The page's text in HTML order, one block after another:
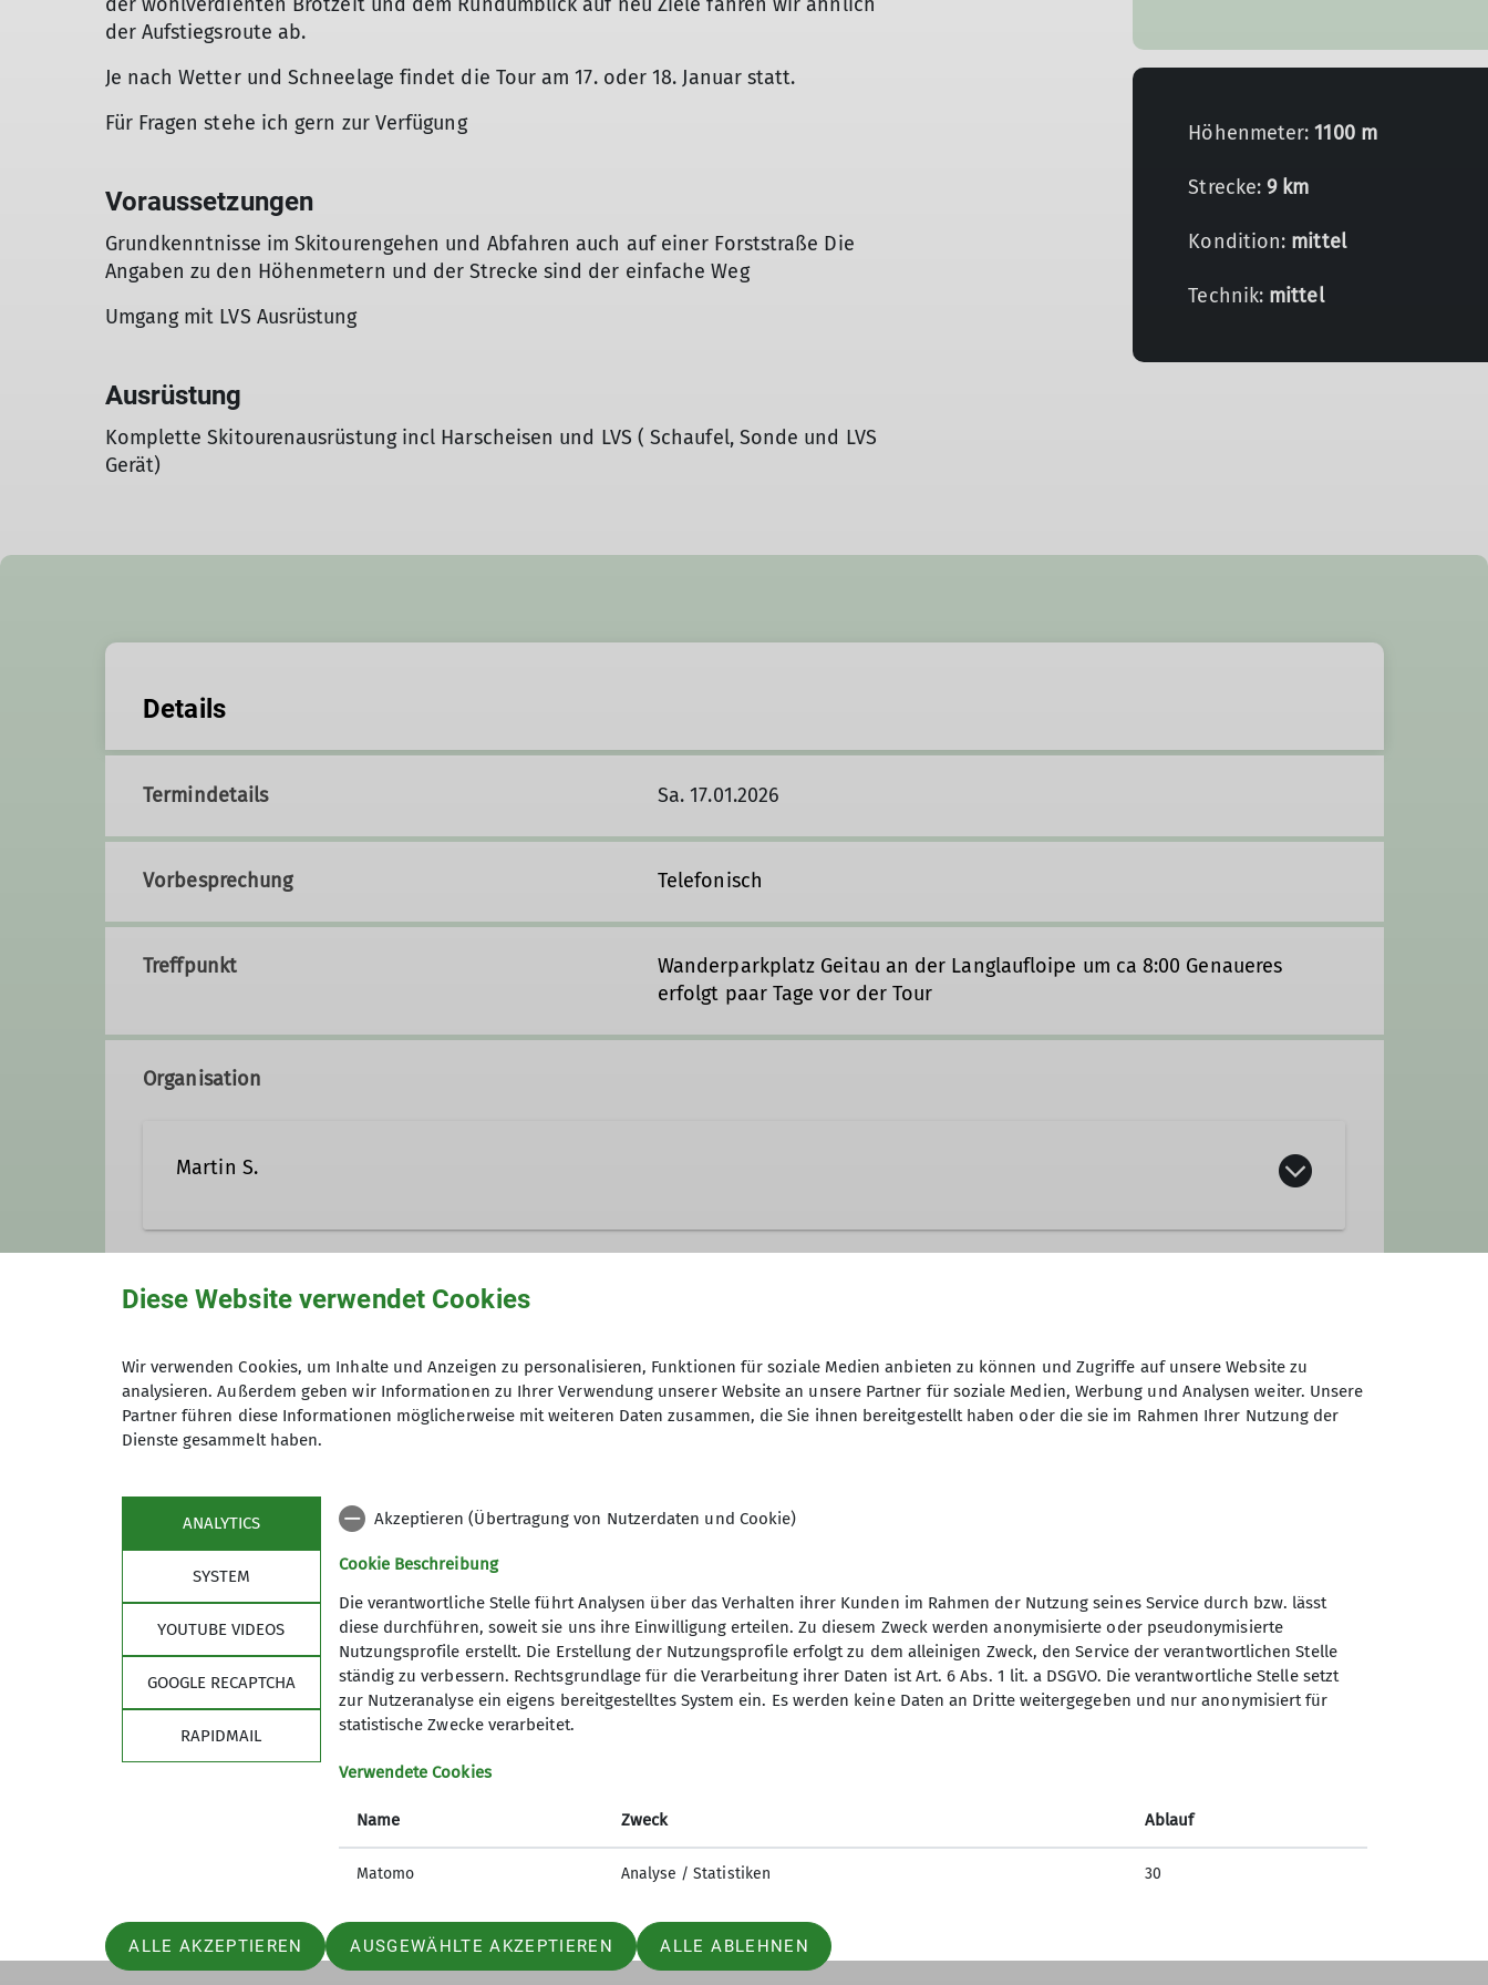
der Aufstiegsroute ab.
Je nach Wetter und Schneelage findet die Tour am 17. oder 18. Januar statt.
Für Fragen stehe ich gern zur Verfügung
Voraussetzungen
Grundkenntnisse im Skitourengehen und Abfahren auch auf einer Forststraße Die
Angaben zu den Höhenmetern und der Strecke sind der einfache Weg
Umgang mit LVS Ausrüstung
Ausrüstung
Komplette Skitourenausrüstung incl Harscheisen und LVS ( Schaufel, Sonde und LVS
Gerät)
Höhenmeter:1100 m
Strecke:9 km
Kondition: mittel
Technik: mittel
Details
Termindetails Sa. 17.01.2026
Vorbesprechung Telefonisch
Treffpunkt
Wanderparkplatz Geitau an der Langlaufloipe um ca 8:00 Genaueres
erfolgt paar Tage vor der Tour
Organisation
Martin S.
015152542027 martin.s@dav-goc.de
Trainer*in C Skibergsteigen
Anmeldung ab / bis
Maximale Teilnehmeranzahl 12
Sektion
Für Vielfalt, Akzeptanz und Offenheit
Mitglied werden
Sektion GOC des Deutschen
Alpenvereins e.V.
Müllerstr. 14
Diese Website verwendet Cookies
Wir verwenden Cookies, um Inhalte und Anzeigen zu personalisieren, Funktionen für soziale Medien anbieten zu können und Zugriffe auf unsere Website zu
analysieren. Außerdem geben wir Informationen zu Ihrer Verwendung unserer Website an unsere Partner für soziale Medien, Werbung und Analysen weiter. Unsere
Partner führen diese Informationen möglicherweise mit weiteren Daten zusammen, die Sie ihnen bereitgestellt haben oder die sie im Rahmen Ihrer Nutzung der
Dienste gesammelt haben.
ANALYTICS
SYSTEM
YOUTUBE VIDEOS
GOOGLE RECAPTCHA
RAPIDMAIL
Akzeptieren (Übertragung von Nutzerdaten und Cookie)
Cookie Beschreibung
Die verantwortliche Stelle führt Analysen über das Verhalten ihrer Kunden im Rahmen der Nutzung seines Service durch bzw. lässt
diese durchführen, soweit sie uns ihre Einwilligung erteilen. Zu diesem Zweck werden anonymisierte oder pseudonymisierte
Nutzungsprofile erstellt. Die Erstellung der Nutzungsprofile erfolgt zu dem alleinigen Zweck, den Service der verantwortlichen Stelle
ständig zu verbessern. Rechtsgrundlage für die Verarbeitung ihrer Daten ist Art. 6 Abs. 1 lit. a DSGVO. Die verantwortliche Stelle setzt
zur Nutzeranalyse ein eigens bereitgestelltes System ein. Es werden keine Daten an Dritte weitergegeben und nur anonymisiert für
statistische Zwecke verarbeitet.
Verwendete Cookies
Name Zweck Ablauf
Matomo Analyse / Statistiken 30
ALLE AKZEPTIEREN AUSGEWÄHLTE AKZEPTIEREN ALLE ABLEHNEN